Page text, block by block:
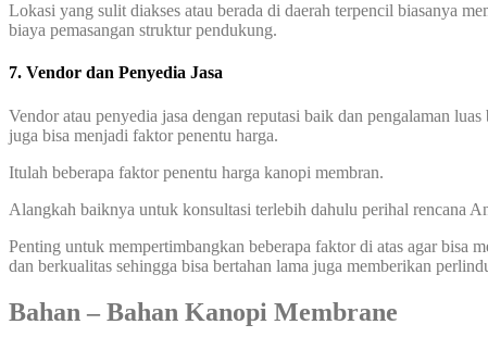
Lokasi yang sulit diakses atau berada di daerah terpencil biasanya
biaya pemasangan struktur pendukung.
7. Vendor dan Penyedia Jasa
Vendor atau penyedia jasa dengan reputasi baik dan pengalaman
juga bisa menjadi faktor penentu harga.
Itulah beberapa faktor penentu harga kanopi membran.
Alangkah baiknya untuk konsultasi terlebih dahulu perihal rencana
Penting untuk mempertimbangkan beberapa faktor di atas agar bisa
dan berkualitas sehingga bisa bertahan lama juga memberikan
Bahan – Bahan Kanopi Membrane